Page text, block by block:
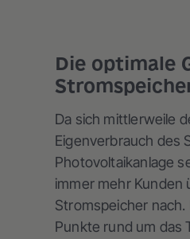
Die optimale
Da sich mittlerweile
Eigenverbrauch des
Photovoltaikanlage
immer mehr Kunden
Stromspeicher
Punkte rund um das